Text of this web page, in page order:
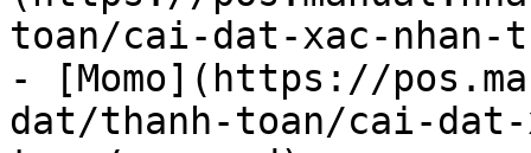
toan/cai-dat-xac-nhan-
- [Momo](https://
dat/thanh-toan/cai-dat-